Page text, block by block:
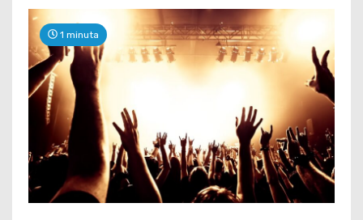
1 minuta